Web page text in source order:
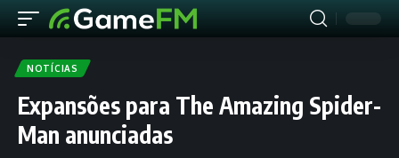
NOTÍCIAS
Expansões para The Amazing Spider-
Man anunciadas